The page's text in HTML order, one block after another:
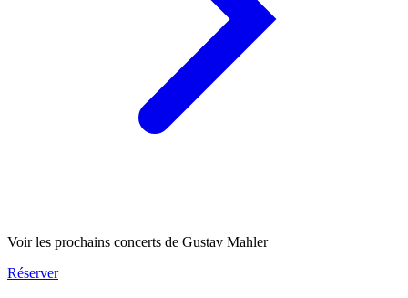
Voir les prochains concerts de Gustav Mahler
Réserver